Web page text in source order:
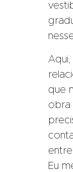
que
obra
Eu